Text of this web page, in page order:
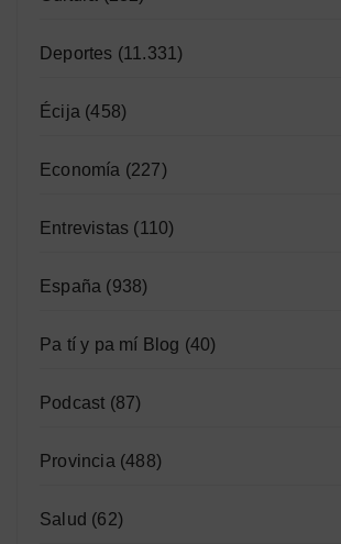
Deportes (11.331)
Écija (458)
Economía (227)
Entrevistas (110)
España (938)
Pa tí y pa mí Blog (40)
Podcast (87)
Provincia (488)
Salud (62)